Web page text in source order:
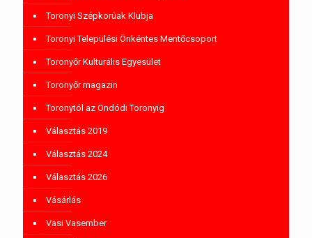
Toronyi Szépkorúak Klubja
Toronyi Települési Önkéntes Mentőcsoport
Toronyőr Kulturális Egyesület
Toronyőr magazin
Toronytól az Ondódi Toronyig
Választás 2019
Választás 2024
Választás 2026
Vásárlás
Vasi Vasember